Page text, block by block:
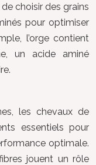
choisir des grains
pour optimiser
l’orge contient
un acide aminé
les chevaux de
essentiels pour
optimale.
jouent un rôle